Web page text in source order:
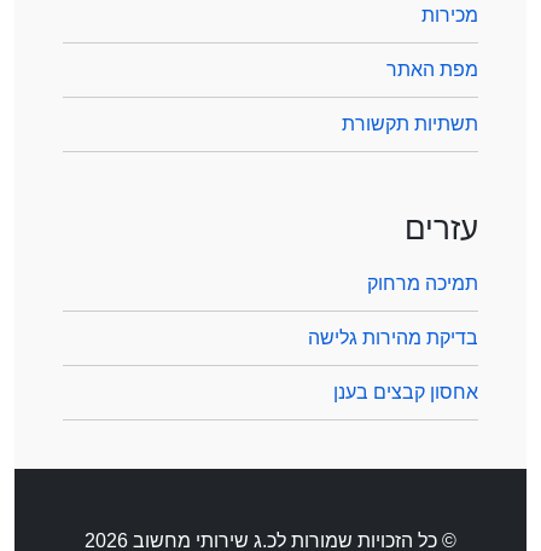
מכירות
מפת האתר
תשתיות תקשורת
עזרים
תמיכה מרחוק
בדיקת מהירות גלישה
אחסון קבצים בענן
© כל הזכויות שמורות לכ.ג שירותי מחשוב 2026